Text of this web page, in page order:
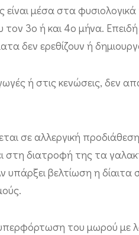
είναι μέσα στα
3ο ή και 4ο μήνα.
δεν ερεθίζουν ή
ή στις κενώσεις, δεν
σε αλλεργική
διατροφή της τα
βελτίωση η δίαιτα
του μωρού